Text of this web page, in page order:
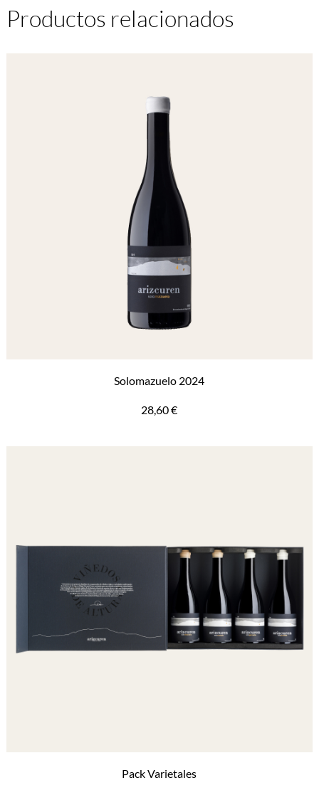
Productos relacionados
Solomazuelo 2024
28,60€
Pack Varietales